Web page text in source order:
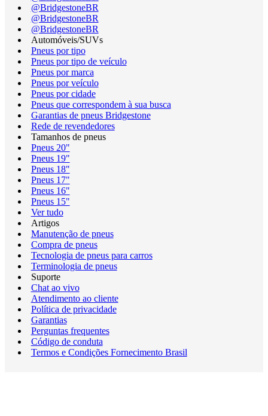
@BridgestoneBR
@BridgestoneBR
@BridgestoneBR
Automóveis/SUVs
Pneus por tipo
Pneus por tipo de veículo
Pneus por marca
Pneus por veículo
Pneus por cidade
Pneus que correspondem à sua busca
Garantias de pneus Bridgestone
Rede de revendedores
Tamanhos de pneus
Pneus 20"
Pneus 19"
Pneus 18"
Pneus 17"
Pneus 16"
Pneus 15"
Ver tudo
Artigos
Manutenção de pneus
Compra de pneus
Tecnologia de pneus para carros
Terminologia de pneus
Suporte
Chat ao vivo
Atendimento ao cliente
Política de privacidade
Garantias
Perguntas frequentes
Código de conduta
Termos e Condições Fornecimento Brasil